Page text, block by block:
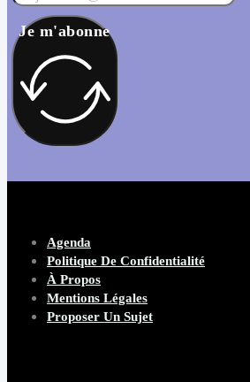
Je m'abonne
Agenda
Politique De Confidentialité
À Propos
Mentions Légales
Proposer Un Sujet